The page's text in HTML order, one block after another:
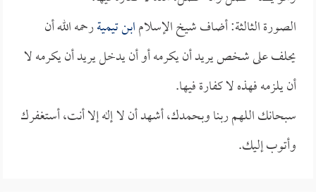
الصورة الثالثة: أضاف شيخ الإسلامابن تيميةرحمه الله أن
يحلف على شخص يريد أن يكرمه أو أن يدخل يريد أن يكرمه لا
أن يلزمه فهذه لا كفارة فيها.
سبحانك اللهم ربنا وبحمدك، أشهد أن لا إله إلا أنت، أستغفرك
وأتوب إليك.